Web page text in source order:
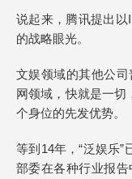
说起来，腾讯提出以
的战略眼光。
文娱领域的其他公
网领域，快就是一切
个身位的先发优势。
等到14年，“泛娱乐
部委在各种行业报